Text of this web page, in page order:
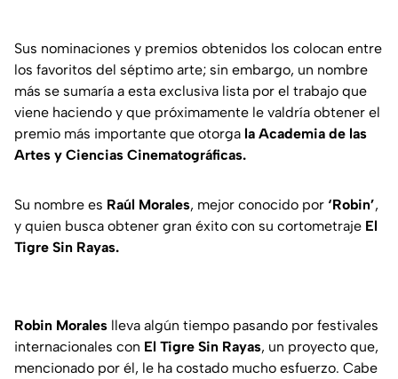
Sus nominaciones y premios obtenidos los colocan entre
los favoritos del séptimo arte; sin embargo, un nombre
más se sumaría a esta exclusiva lista por el trabajo que
viene haciendo y que próximamente le valdría obtener el
premio más importante que otorga la Academia de las
Artes y Ciencias Cinematográficas.
Su nombre es Raúl Morales, mejor conocido por ‘Robin’,
y quien busca obtener gran éxito con su cortometraje El
Tigre Sin Rayas.
Robin Morales lleva algún tiempo pasando por festivales
internacionales con El Tigre Sin Rayas, un proyecto que,
mencionado por él, le ha costado mucho esfuerzo. Cabe